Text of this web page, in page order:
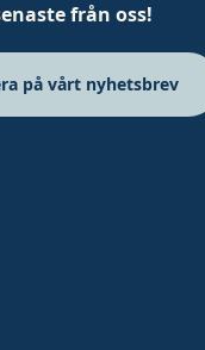
från oss!
på vårt nyhetsbrev